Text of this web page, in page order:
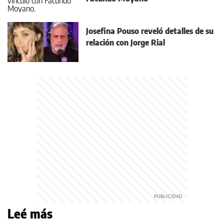
Josefina Pouso reveló detalles de su
relación con Jorge Rial
Leé más